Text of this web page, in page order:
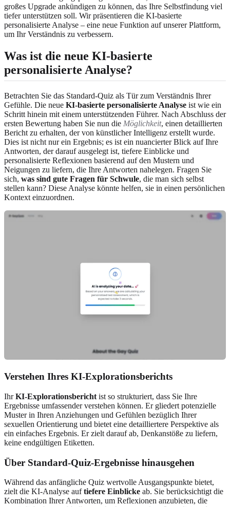
großes Upgrade ankündigen zu können, das Ihre Selbstfindung viel
tiefer unterstützen soll. Wir präsentieren die KI-basierte
personalisierte Analyse – eine neue Funktion auf unserer Plattform,
um Ihr Verständnis zu verbessern.
Was ist die neue KI-basierte
personalisierte Analyse?
Betrachten Sie das Standard-Quiz als Tür zum Verständnis Ihrer
Gefühle. Die neue KI-basierte personalisierte Analyse ist wie ein
Schritt hinein mit einem unterstützenden Führer. Nach Abschluss der
ersten Bewertung haben Sie nun die Möglichkeit, einen detaillierten
Bericht zu erhalten, der von künstlicher Intelligenz erstellt wurde.
Dies ist nicht nur ein Ergebnis; es ist ein nuancierter Blick auf Ihre
Antworten, der darauf ausgelegt ist, tiefere Einblicke und
personalisierte Reflexionen basierend auf den Mustern und
Neigungen zu liefern, die Ihre Antworten nahelegen. Fragen Sie
sich, was sind gute Fragen für Schwule, die man sich selbst
stellen kann? Diese Analyse könnte helfen, sie in einen persönlichen
Kontext einzuordnen.
Verstehen Ihres KI-Explorationsberichts
IhrKI-Explorationsbericht ist so strukturiert, dass Sie Ihre
Ergebnisse umfassender verstehen können. Er gliedert potenzielle
Muster in Ihren Anziehungen und Gefühlen bezüglich Ihrer
sexuellen Orientierung und bietet eine detailliertere Perspektive als
ein einfaches Ergebnis. Er zielt darauf ab, Denkanstöße zu liefern,
keine endgültigen Etiketten.
Über Standard-Quiz-Ergebnisse hinausgehen
Während das anfängliche Quiz wertvolle Ausgangspunkte bietet,
zielt die KI-Analyse auftiefere Einblicke ab. Sie berücksichtigt die
Kombination Ihrer Antworten, um Reflexionen anzubieten, die